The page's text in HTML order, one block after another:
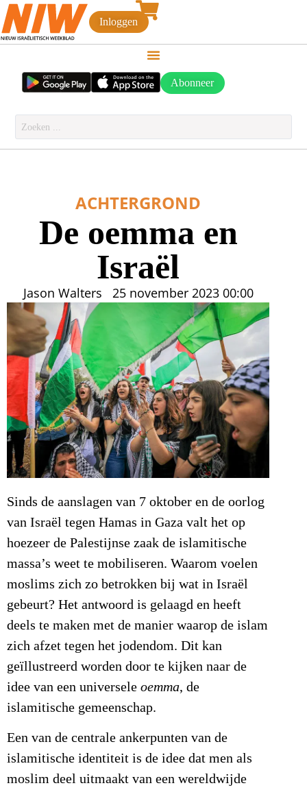
Inloggen
Abonneer
ACHTERGROND
De oemma en
Israël
Jason Walters 25 november 2023 00:00
Sinds de aanslagen van 7 oktober en de oorlog
van Israël tegen Hamas in Gaza valt het op
hoezeer de Palestijnse zaak de islamitische
massa’s weet te mobiliseren. Waarom voelen
moslims zich zo betrokken bij wat in Israël
gebeurt? Het antwoord is gelaagd en heeft
deels te maken met de manier waarop de islam
zich afzet tegen het jodendom. Dit kan
geïllustreerd worden door te kijken naar de
idee van een universele oemma, de
islamitische gemeenschap.
Een van de centrale ankerpunten van de
islamitische identiteit is de idee dat men als
moslim deel uitmaakt van een wereldwijde